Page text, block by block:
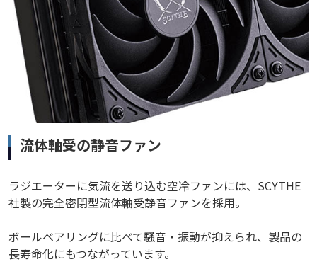
流体軸受の静音ファン
ラジエーターに気流を送り込む空冷ファンには、SCYTHE
社製の完全密閉型流体軸受静音ファンを採用。
ボールベアリングに比べて騒音・振動が抑えられ、製品の
長寿命化にもつながっています。